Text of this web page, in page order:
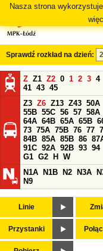
Nasza strona
Sprawdź rozkład na dzień:
Z Z1 Z2 0 1 2 3 4
41 43 45
Z3 Z6 Z13 Z43 50A
55B 55C 56 57 58A
64A 64B 65A 65B
73 75A 75B 76 77
84B 85A 85B 86
91C 92A 92B 93 94
G1 G2 H
W
N1A
N1B N2 N3A
N9
Linie
Przystanki